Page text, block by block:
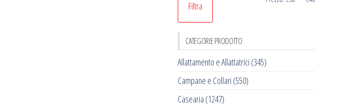
Filtra
CATEGORIE PRODOTTO
Allattamento e Allattatrici (345)
Campane e Collari (550)
Casearia (1247)